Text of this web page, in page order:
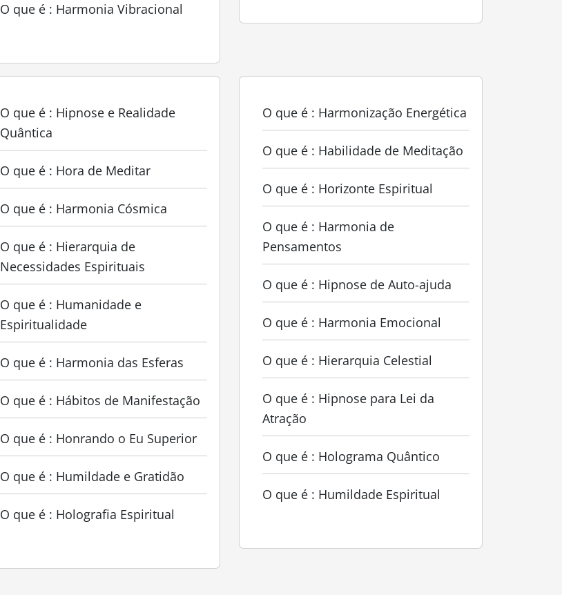
O que é : Harmonia Vibracional
O que é : Hipnose e Realidade
Quântica
O que é : Hora de Meditar
O que é : Harmonia Cósmica
O que é : Hierarquia de
Necessidades Espirituais
O que é : Humanidade e
Espiritualidade
O que é : Harmonia das Esferas
O que é : Hábitos de Manifestação
O que é : Honrando o Eu Superior
O que é : Humildade e Gratidão
O que é : Holografia Espiritual
O que é : Harmonização Energética
O que é : Habilidade de Meditação
O que é : Horizonte Espiritual
O que é : Harmonia de
Pensamentos
O que é : Hipnose de Auto-ajuda
O que é : Harmonia Emocional
O que é : Hierarquia Celestial
O que é : Hipnose para Lei da
Atração
O que é : Holograma Quântico
O que é : Humildade Espiritual